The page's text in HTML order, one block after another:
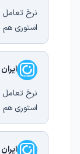
نرخ تعامل
استوری هم
نرخ تعامل
استوری هم